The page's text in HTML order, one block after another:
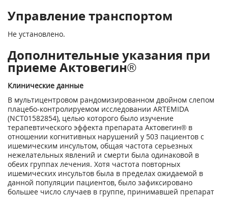
Управление транспортом
Не установлено.
Дополнительные указания при
приеме Актовегин®
Клинические данные
В мультицентровом рандомизированном двойном слепом
плацебо-контролируемом исследовании ARTEMIDA
(NCT01582854), целью которого было изучение
терапевтического эффекта препарата Актовегин® в
отношении когнитивных нарушений у 503 пациентов с
ишемическим инсультом, общая частота серьезных
нежелательных явлений и смерти была одинаковой в
обеих группах лечения. Хотя частота повторных
ишемических инсультов была в пределах ожидаемой в
данной популяции пациентов, было зафиксировано
большее число случаев в группе, принимавшей препарат